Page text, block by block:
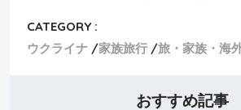
CATEGORY :
ウクライナ
家族旅行 旅・家族・海
おすすめ記事